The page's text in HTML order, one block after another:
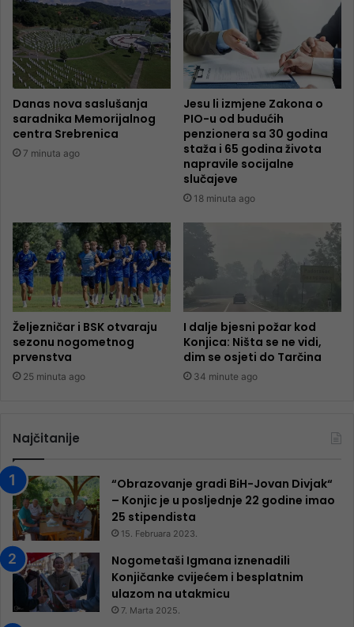
Danas nova saslušanja
saradnika Memorijalnog
centra Srebrenica
7 minuta ago
Jesu li izmjene Zakona o
PIO-u od budućih
penzionera sa 30 godina
staža i 65 godina života
napravile socijalne
slučajeve
18 minuta ago
Željezničar i BSK otvaraju
sezonu nogometnog
prvenstva
25 minuta ago
I dalje bjesni požar kod
Konjica: Ništa se ne vidi,
dim se osjeti do Tarčina
34 minute ago
Najčitanije
“Obrazovanje gradi BiH-Jovan Divjak“
– Konjic je u posljednje 22 godine imao
25 ​​stipendista
15. Februara 2023.
Nogometaši Igmana iznenadili
Konjičanke cvijećem i besplatnim
ulazom na utakmicu
7. Marta 2025.